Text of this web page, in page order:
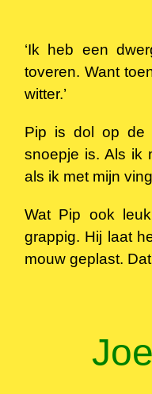
‘Ik heb een
toveren. Want
witter.’
Pip is dol op de
snoepje is. Als ik
als ik met mijn
Wat Pip ook
grappig. Hij laat
mouw geplast.